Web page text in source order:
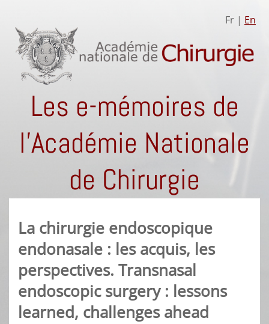
Fr | En
Les e-mémoires de
l'Académie Nationale
de Chirurgie
La chirurgie endoscopique
endonasale : les acquis, les
perspectives. Transnasal
endoscopic surgery : lessons
learned, challenges ahead